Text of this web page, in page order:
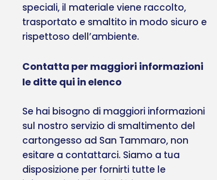
speciali, il materiale viene raccolto,
trasportato e smaltito in modo sicuro e
rispettoso dell’ambiente.
Contatta per maggiori informazioni
le ditte qui in elenco
Se hai bisogno di maggiori informazioni
sul nostro servizio di smaltimento del
cartongesso ad San Tammaro, non
esitare a contattarci. Siamo a tua
disposizione per fornirti tutte le